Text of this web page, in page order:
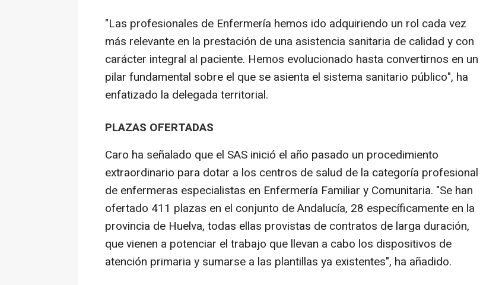
"Las profesionales de Enfermería hemos ido adquiriendo un rol cada vez
más relevante en la prestación de una asistencia sanitaria de calidad y con
carácter integral al paciente. Hemos evolucionado hasta convertirnos en un
pilar fundamental sobre el que se asienta el sistema sanitario público", ha
enfatizado la delegada territorial.
PLAZAS OFERTADAS
Caro ha señalado que el SAS inició el año pasado un procedimiento
extraordinario para dotar a los centros de salud de la categoría profesional
de enfermeras especialistas en Enfermería Familiar y Comunitaria. "Se han
ofertado 411 plazas en el conjunto de Andalucía, 28 específicamente en la
provincia de Huelva, todas ellas provistas de contratos de larga duración,
que vienen a potenciar el trabajo que llevan a cabo los dispositivos de
atención primaria y sumarse a las plantillas ya existentes", ha añadido.